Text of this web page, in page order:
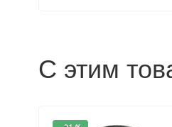
С этим